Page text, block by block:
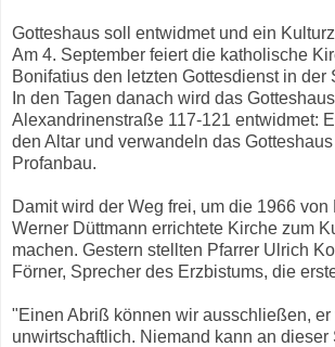
Gotteshaus soll entwidmet und ein
Am 4. September feiert die katholische
Bonifatius den letzten Gottesdienst in der
In den Tagen danach wird das
Alexandrinenstraße 117-121 entwidmet:
den Altar und verwandeln das
Profanbau.
Damit wird der Weg frei, um die 1966 von
Werner Düttmann errichtete Kirche zum
machen. Gestern stellten Pfarrer Ulrich
Förner, Sprecher des Erzbistums, die
"Einen Abriß können wir ausschließen, er
unwirtschaftlich. Niemand kann an